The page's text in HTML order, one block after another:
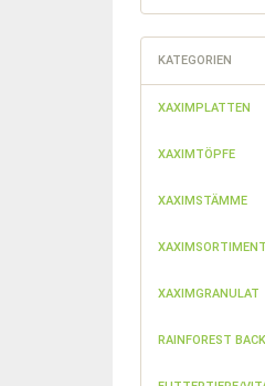
KATEGORIEN
XAXIMPLATTEN
XAXIMTÖPFE
XAXIMSTÄMME
XAXIMGRANULAT
RAINFOREST